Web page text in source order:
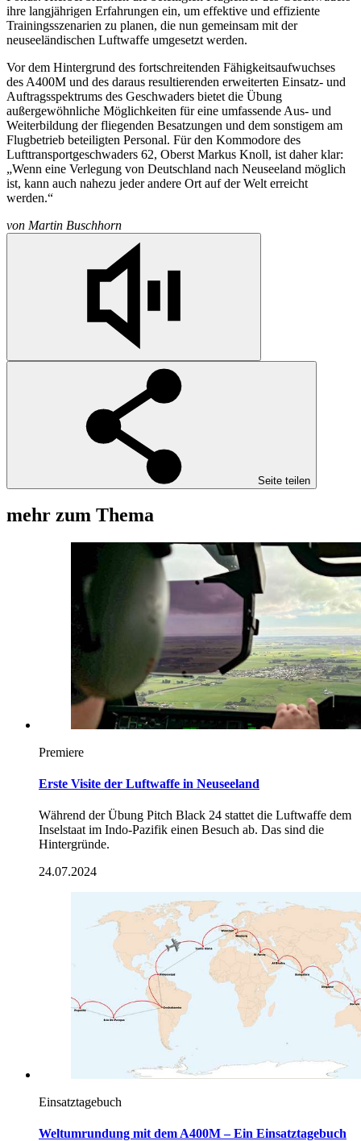
ihre langjährigen Erfahrungen ein, um effektive und effiziente
Trainingsszenarien zu planen, die nun gemeinsam mit der
neuseeländischen Luftwaffe umgesetzt werden.
Vor dem Hintergrund des fortschreitenden Fähigkeitsaufwuchses
des A400M und des daraus resultierenden erweiterten Einsatz- und
Auftragsspektrums des Geschwaders bietet die Übung
außergewöhnliche Möglichkeiten für eine umfassende Aus- und
Weiterbildung der fliegenden Besatzungen und dem sonstigem am
Flugbetrieb beteiligten Personal. Für den Kommodore des
Lufttransportgeschwaders 62, Oberst Markus Knoll, ist daher klar:
„Wenn eine Verlegung von Deutschland nach Neuseeland möglich
ist, kann auch nahezu jeder andere Ort auf der Welt erreicht
werden.“
von Martin Buschhorn
Seite teilen
mehr zum Thema
Premiere
Erste Visite der Luftwaffe in Neuseeland
Während der Übung Pitch Black 24 stattet die Luftwaffe dem
Inselstaat im Indo-Pazifik einen Besuch ab. Das sind die
Hintergründe.
24.07.2024
Einsatztagebuch
Weltumrundung mit dem A400M – Ein Einsatztagebuch